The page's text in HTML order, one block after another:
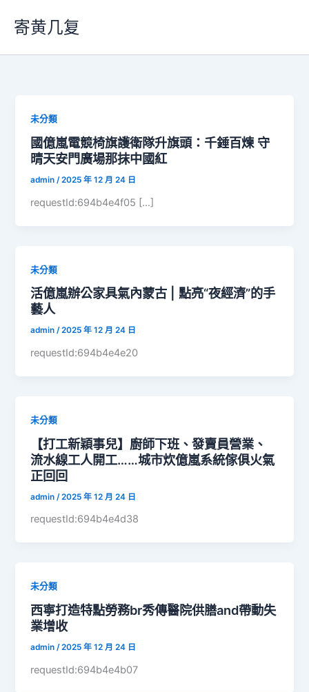
要
寄黄几复
未分類
國億嵐電競椅旗護衛隊升旗頭：千錘百煉 守
晴天安門廣場那抹中國紅
admin/2025 年 12 月 24 日
requestId:694b4e4f05 […]
未分類
活億嵐辦公家具氣內蒙古 | 點亮“夜經濟”的手
藝人
admin/2025 年 12 月 24 日
requestId:694b4e4e20
未分類
【打工新穎事兒】廚師下班、發賣員營業、
流水線工人開工……城市炊億嵐系統傢俱火氣
正回回
admin /2025 年 12 月 24 日
requestId:694b4e4d38
未分類
西寧打造特點勞務br秀傳醫院供膳and帶動失
業增收
admin/2025 年 12 月 24 日
requestId:694b4e4b07